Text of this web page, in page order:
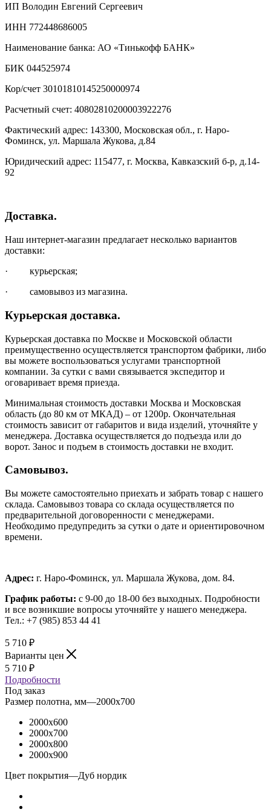
ИП Володин Евгений Сергеевич
ИНН 772448686005
Наименование банка: АО «Тинькофф БАНК»
БИК 044525974
Кор/счет 30101810145250000974
Расчетный счет: 40802810200003922276
Фактический адрес: 143300, Московская обл., г. Наро-
Фоминск, ул. Маршала Жукова, д.84
Юридический адрес: 115477, г. Москва, Кавказский б-р, д.14-
92
Доставка.
Наш интернет-магазин предлагает несколько вариантов
доставки:
· курьерская;
· самовывоз из магазина.
Курьерская доставка.
Курьерская доставка по Москве и Московской области
преимущественно осуществляется транспортом фабрики, либо
вы можете воспользоваться услугами транспортной
компании. За сутки с вами связывается экспедитор и
оговаривает время приезда.
Минимальная стоимость доставки Москва и Московская
область (до 80 км от МКАД) – от 1200р. Окончательная
стоимость зависит от габаритов и вида изделий, уточняйте у
менеджера. Доставка осуществляется до подъезда или до
ворот. Занос и подъем в стоимость доставки не входит.
Самовывоз.
Вы можете самостоятельно приехать и забрать товар с нашего
склада. Самовывоз товара со склада осуществляется по
предварительной договоренности с менеджерами.
Необходимо предупредить за сутки о дате и ориентировочном
времени.
Адрес: г. Наро-Фоминск, ул. Маршала Жукова, дом. 84.
График работы: с 9-00 до 18-00 без выходных. Подробности
и все возникшие вопросы уточняйте у нашего менеджера.
Тел.: +7 (985) 853 44 41
5 710 ₽
Варианты цен
5 710 ₽
Подробности
Под заказ
Размер полотна, мм—2000x700
2000x600
2000x700
2000x800
2000x900
Цвет покрытия—Дуб нордик